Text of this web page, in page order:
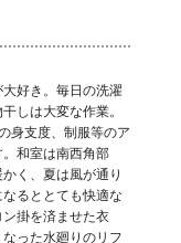
好き。毎日の洗濯
しは大変な作業。
身支度、制服等のア
和室は南西角部
く、夏は風が通り
るととても快適な
掛を済ませた衣
った水廻りのリフ